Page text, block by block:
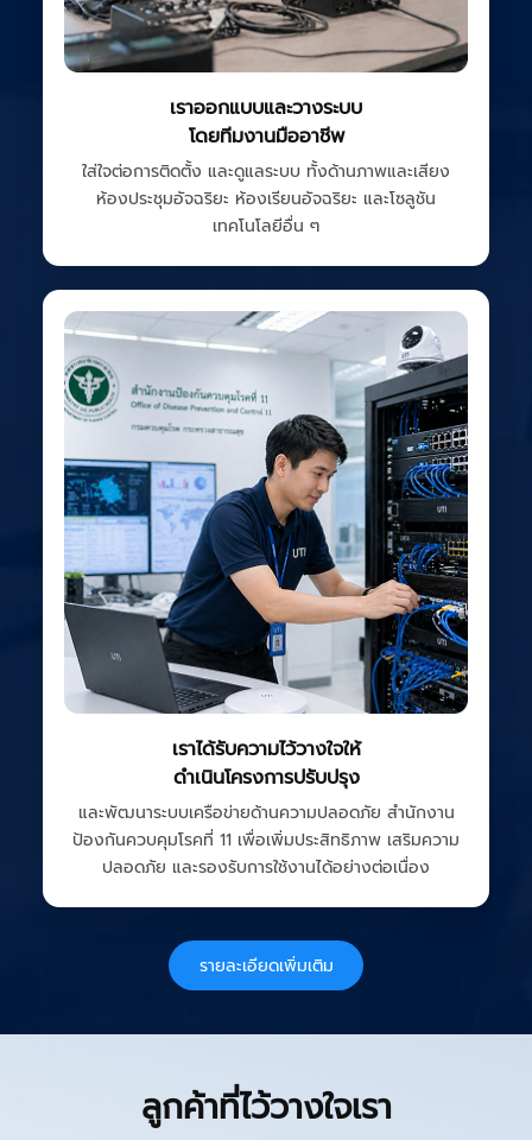
เราออกแบบและวางระบบ
โดยทีมงานมืออาชีพ
ใส่ใจต่อการติดตั้ง และดูแลระบบ ทั้งด้านภาพและเสียง
ห้องประชุมอัจฉริยะ ห้องเรียนอัจฉริยะ และโซลูชัน
เทคโนโลยีอื่น ๆ
เราได้รับความไว้วางใจให้
ดำเนินโครงการปรับปรุง
และพัฒนาระบบเครือข่ายด้านความปลอดภัย สำนักงาน
ป้องกันควบคุมโรคที่ 11 เพื่อเพิ่มประสิทธิภาพ เสริมความ
ปลอดภัย และรองรับการใช้งานได้อย่างต่อเนื่อง
รายละเอียดเพิ่มเติม
ลูกค้าที่ไว้วางใจเรา